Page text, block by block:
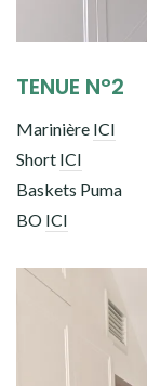
TENUE N°2
Marinière ICI
Short ICI
Baskets Puma
BO ICI